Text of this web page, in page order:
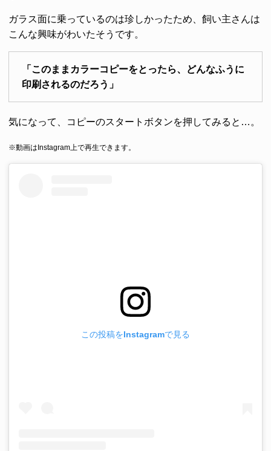
ガラス面に乗っているのは珍しかったため、飼い主さんは
こんな興味がわいたそうです。
「このままカラーコピーをとったら、どんなふうに
印刷されるのだろう」
気になって、コピーのスタートボタンを押してみると…。
※動画はInstagram上で再生できます。
この投稿をInstagramで見る